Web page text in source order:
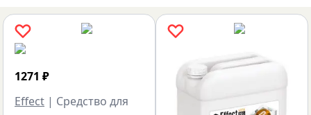
1271 ₽
Effect | Средство для